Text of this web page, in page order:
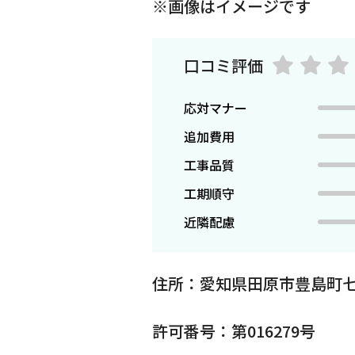
※画像はイメージです
口コミ評価
応対マナー
追加費用
工事品質
工期順守
近隣配慮
住所：愛知県田原市豊島町
許可番号：第016279号